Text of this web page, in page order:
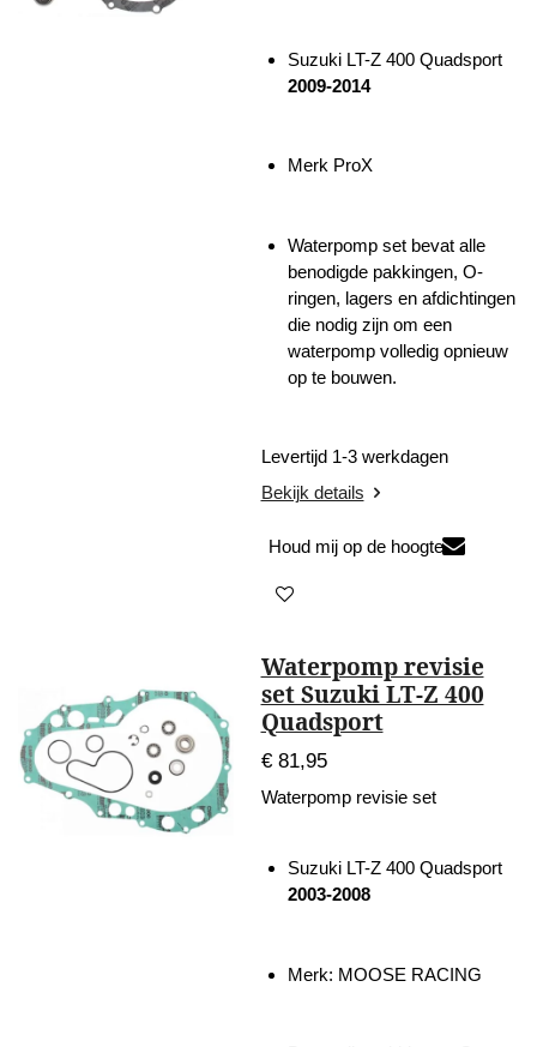
Suzuki LT-Z 400 Quadsport
2009-2014
Merk ProX
Waterpomp set bevat alle
benodigde pakkingen, O-
ringen, lagers en afdichtingen
die nodig zijn om een
waterpomp volledig opnieuw
op te bouwen.
Levertijd 1-3 werkdagen
Bekijk details
Houd mij op de hoogte
Waterpomp revisie
set Suzuki LT-Z 400
Quadsport
€ 81,95
Waterpomp revisie set
Suzuki LT-Z 400 Quadsport
2003-2008
Merk: MOOSE RACING